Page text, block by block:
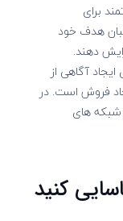
برای
هدف خود
دهند.
ایجاد آگاهی از
فروش است. در
شبکه های
کنید